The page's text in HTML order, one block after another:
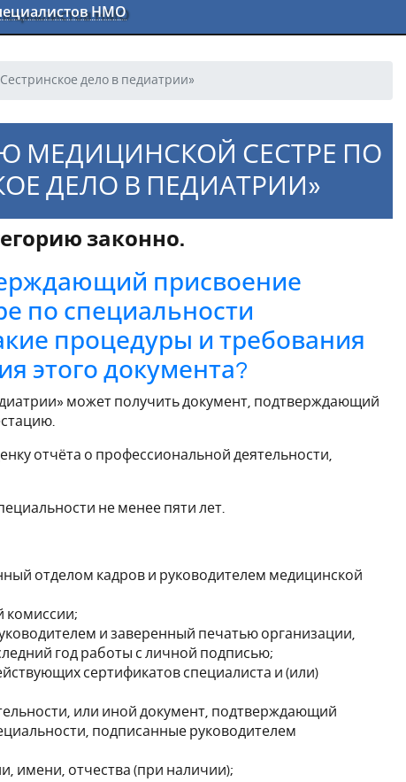
НМО
дело в педиатрии»
МЕДИЦИНСКОЙ СЕСТРЕ ПО
ДЕЛО В ПЕДИАТРИИ»
законно.
присвоение
по специальности
процедуры и требования
этого документа?
может получить документ, подтверждающий
отчёта о профессиональной деятельности,
не менее пяти лет.
отделом кадров и руководителем медицинской
комиссии;
и заверенный печатью организации,
год работы с личной подписью;
сертификатов специалиста и (или)
или иной документ, подтверждающий
подписанные руководителем
имени, отчества (при наличии);